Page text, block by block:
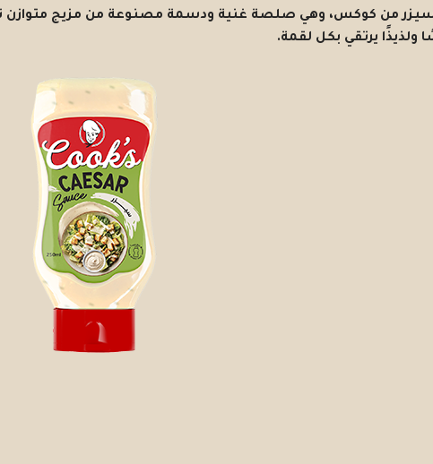
من كوكس، وهي صلصة غنية ودسمة مصنوعة من مزيج متوازن
ولذيذًا يرتقي بكل لقمة.